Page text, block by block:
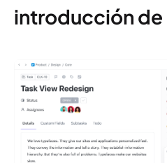
introducción de